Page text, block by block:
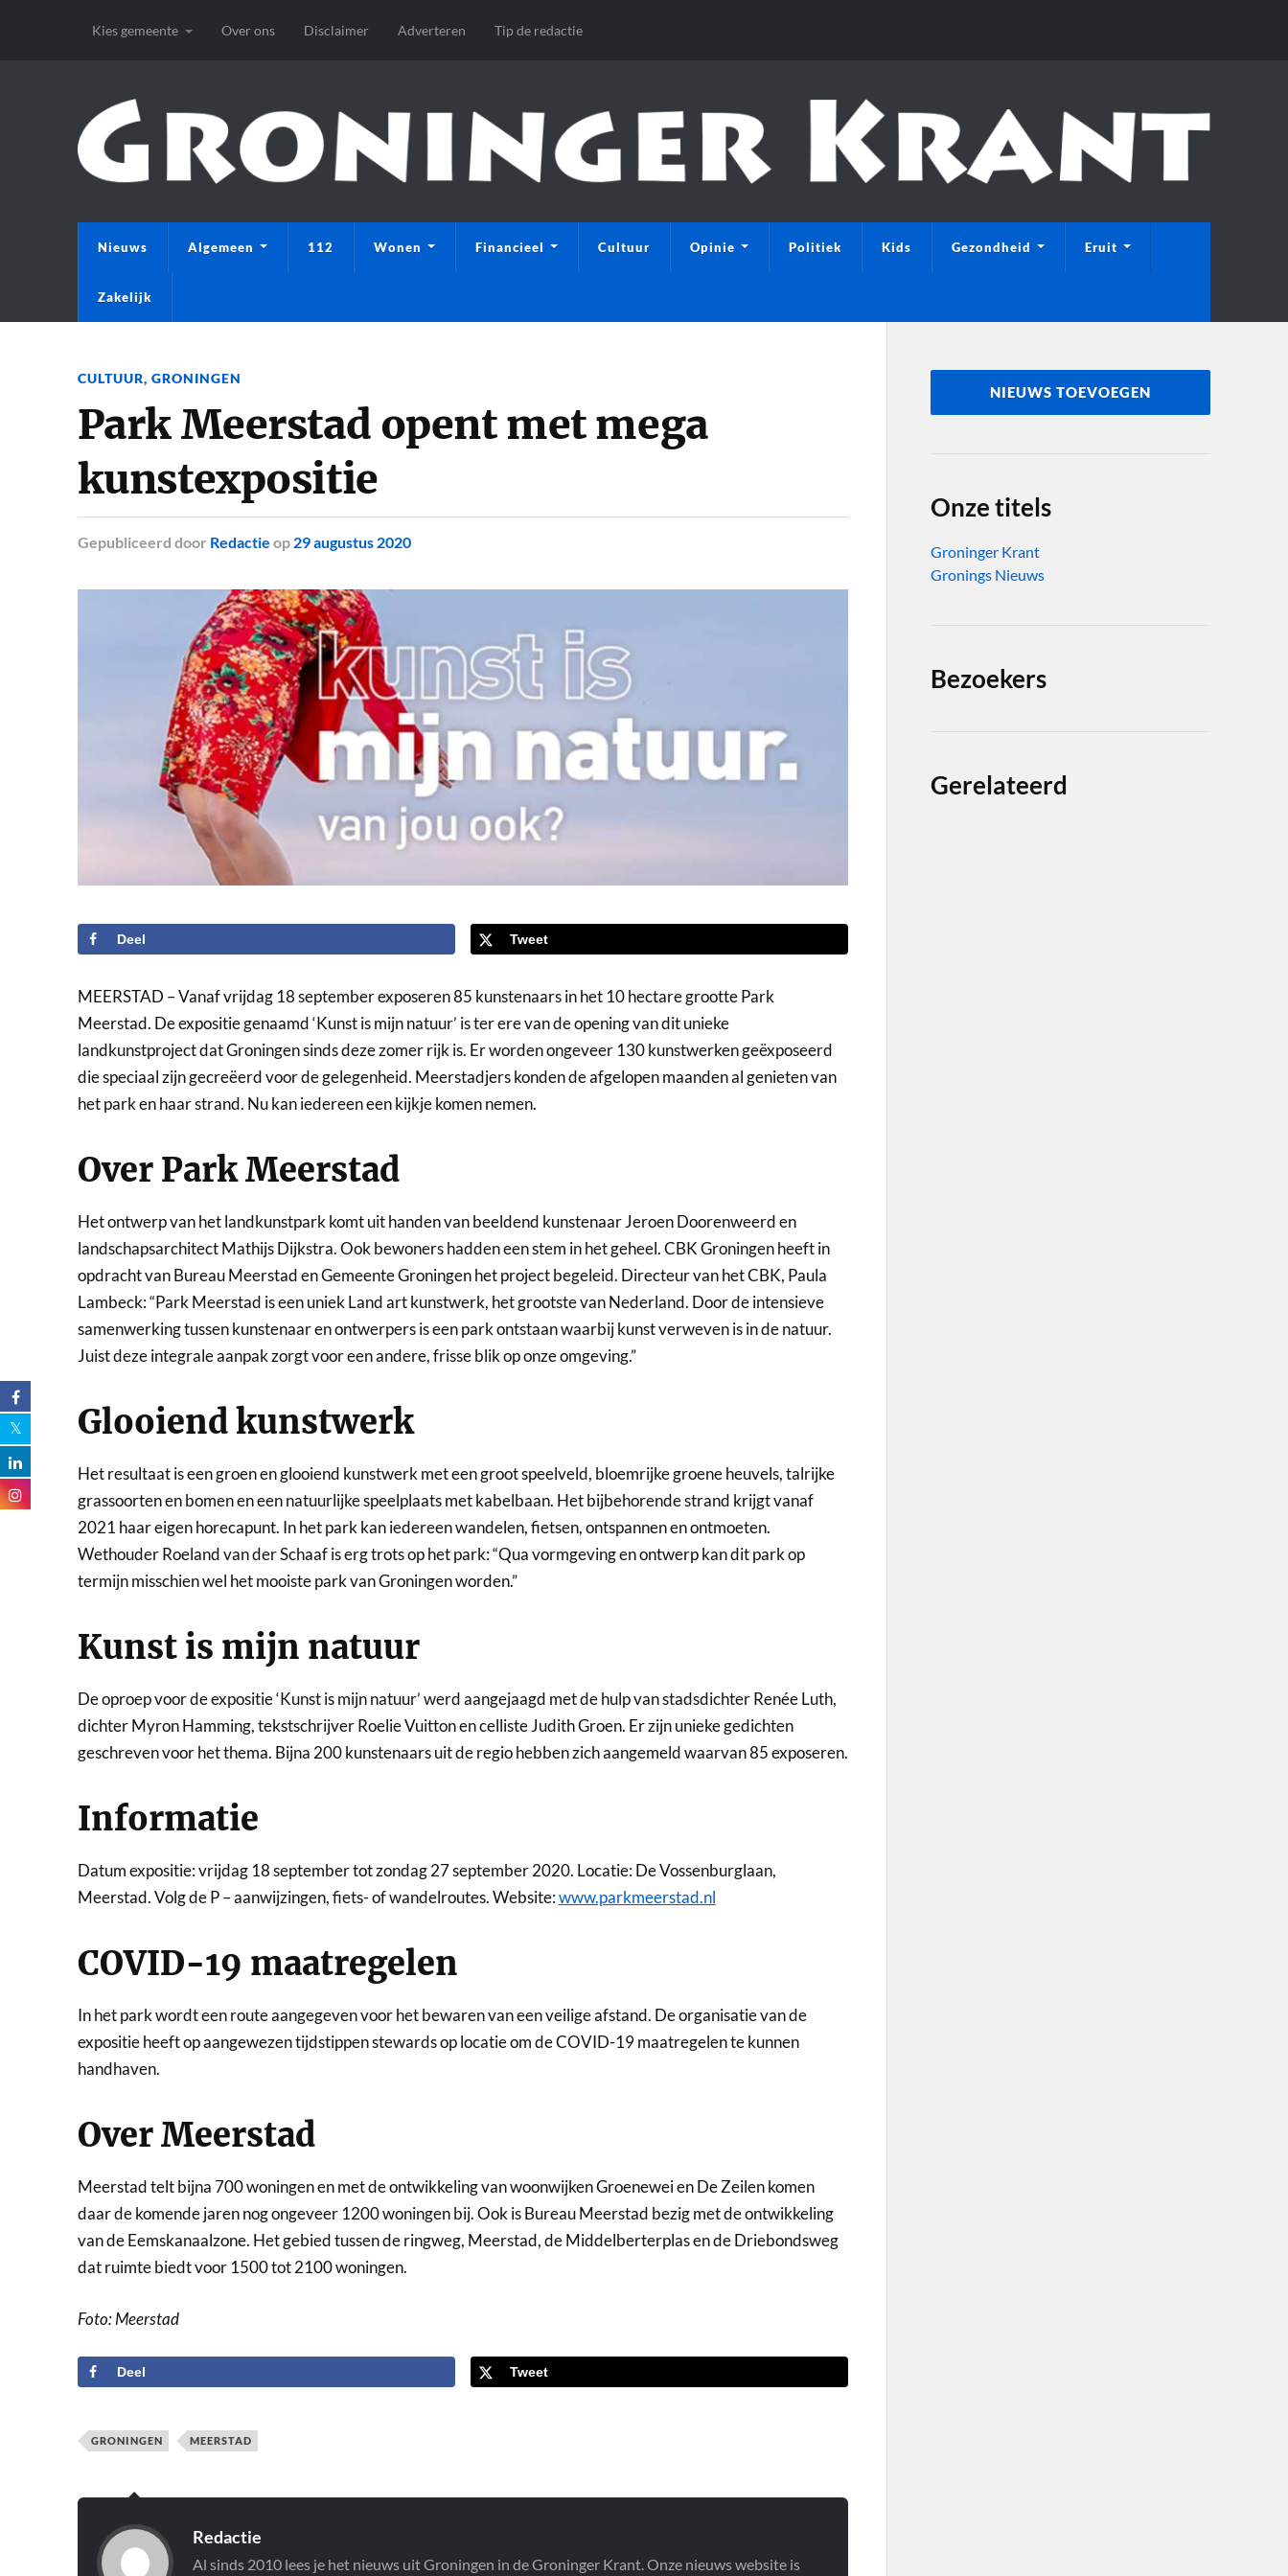
Kies gemeente Over ons Disclaimer Adverteren Tip de redactie
Nieuws Algemeen 112 Wonen Financieel Cultuur Opinie Politiek Kids Gezondheid Eruit
Zakelijk
CULTUUR, GRONINGEN
Park Meerstad opent met mega
kunstexpositie
Gepubliceerd door Redactie op 29 augustus 2020
Deel Tweet
MEERSTAD – Vanaf vrijdag 18 september exposeren 85 kunstenaars in het 10 hectare grootte Park
Meerstad. De expositie genaamd ‘Kunst is mijn natuur’ is ter ere van de opening van dit unieke
landkunstproject dat Groningen sinds deze zomer rijk is. Er worden ongeveer 130 kunstwerken geëxposeerd
die speciaal zijn gecreëerd voor de gelegenheid. Meerstadjers konden de afgelopen maanden al genieten van
het park en haar strand. Nu kan iedereen een kijkje komen nemen.
Over Park Meerstad
Het ontwerp van het landkunstpark komt uit handen van beeldend kunstenaar Jeroen Doorenweerd en
landschapsarchitect Mathijs Dijkstra. Ook bewoners hadden een stem in het geheel. CBK Groningen heeft in
opdracht van Bureau Meerstad en Gemeente Groningen het project begeleid. Directeur van het CBK, Paula
Lambeck: “Park Meerstad is een uniek Land art kunstwerk, het grootste van Nederland. Door de intensieve
samenwerking tussen kunstenaar en ontwerpers is een park ontstaan waarbij kunst verweven is in de natuur.
Juist deze integrale aanpak zorgt voor een andere, frisse blik op onze omgeving.”
Glooiend kunstwerk
Het resultaat is een groen en glooiend kunstwerk met een groot speelveld, bloemrijke groene heuvels, talrijke
grassoorten en bomen en een natuurlijke speelplaats met kabelbaan. Het bijbehorende strand krijgt vanaf
2021 haar eigen horecapunt. In het park kan iedereen wandelen, fietsen, ontspannen en ontmoeten.
Wethouder Roeland van der Schaaf is erg trots op het park: “Qua vormgeving en ontwerp kan dit park op
termijn misschien wel het mooiste park van Groningen worden.”
Kunst is mijn natuur
De oproep voor de expositie ‘Kunst is mijn natuur’ werd aangejaagd met de hulp van stadsdichter Renée Luth,
dichter Myron Hamming, tekstschrijver Roelie Vuitton en celliste Judith Groen. Er zijn unieke gedichten
geschreven voor het thema. Bijna 200 kunstenaars uit de regio hebben zich aangemeld waarvan 85 exposeren.
Informatie
Datum expositie: vrijdag 18 september tot zondag 27 september 2020. Locatie: De Vossenburglaan,
Meerstad. Volg de P – aanwijzingen, fiets- of wandelroutes. Website:www.parkmeerstad.nl
COVID-19 maatregelen
In het park wordt een route aangegeven voor het bewaren van een veilige afstand. De organisatie van de
expositie heeft op aangewezen tijdstippen stewards op locatie om de COVID-19 maatregelen te kunnen
handhaven.
Over Meerstad
Meerstad telt bijna 700 woningen en met de ontwikkeling van woonwijken Groenewei en De Zeilen komen
daar de komende jaren nog ongeveer 1200 woningen bij. Ook is Bureau Meerstad bezig met de ontwikkeling
van de Eemskanaalzone. Het gebied tussen de ringweg, Meerstad, de Middelberterplas en de Driebondsweg
dat ruimte biedt voor 1500 tot 2100 woningen.
Foto: Meerstad
Deel Tweet
GRONINGEN MEERSTAD
Redactie
Al sinds 2010 lees je het nieuws uit Groningen in de Groninger Krant. Onze nieuws website is
NIEUWS TOEVOEGEN
Onze titels
Groninger Krant
Gronings Nieuws
Bezoekers
Gerelateerd